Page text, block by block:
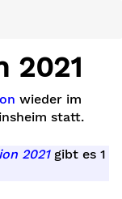
2021
wieder im
statt.
2021gibt es 1